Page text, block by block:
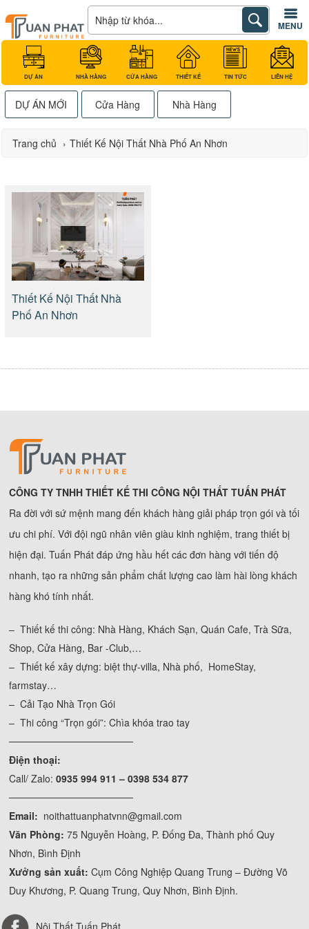
DỰ ÁN NHÀ HÀNG CỬA HÀNG THIẾT KẾ TIN TỨC LIÊN HỆ
MENU
DỰ ÁN MỚI Cửa Hàng Nhà Hàng
Trang chủ › Thiết Kế Nội Thất Nhà Phố An Nhơn
Thiết Kế Nội Thất Nhà
Phố An Nhơn
CÔNG TY TNHH THIẾT KẾ THI CÔNG NỘI THẤT TUẤN PHÁT
Ra đời với sứ mệnh mang đến khách hàng giải pháp trọn gói và tối
ưu chi phí. Với đội ngũ nhân viên giàu kinh nghiệm, trang thiết bị
hiện đại. Tuấn Phát đáp ứng hầu hết các đơn hàng với tiến độ
nhanh, tạo ra những sản phẩm chất lượng cao làm hài lòng khách
hàng khó tính nhất.
– Thiết kế thi công: Nhà Hàng, Khách Sạn, Quán Cafe, Trà Sữa,
Shop, Cửa Hàng, Bar -Club,…
– Thiết kế xây dựng: biệt thự-villa, Nhà phố, HomeStay,
farmstay…
– Cải Tạo Nhà Trọn Gói
– Thi công “Trọn gói”: Chìa khóa trao tay
──────────────────
Điện thoại:
Call/ Zalo:0935 994 911 – 0398 534 877
──────────────────
Email: noithattuanphatvnn@gmail.com
Văn Phòng: 75 Nguyễn Hoàng, P. Đống Đa, Thành phố Quy
Nhơn, Bình Định
Xưởng sản xuất: Cụm Công Nghiệp Quang Trung – Đường Võ
Duy Khương, P. Quang Trung, Quy Nhơn, Bình Định.
Nội Thất Tuấn Phát